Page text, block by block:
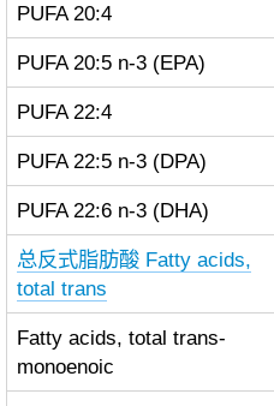
PUFA 20:4
PUFA 20:5 n-3 (EPA)
PUFA 22:4
PUFA 22:5 n-3 (DPA)
PUFA 22:6 n-3 (DHA)
总反式脂肪酸 Fatty acids,
total trans
Fatty acids, total trans-
monoenoic